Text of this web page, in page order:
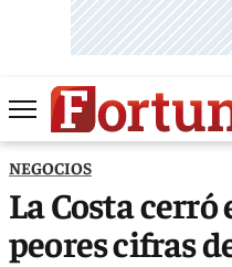
NEGOCIOS
La Costa cerró
peores cifras